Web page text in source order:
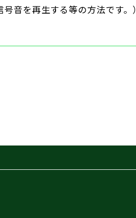
音を再生する等の方法です。）